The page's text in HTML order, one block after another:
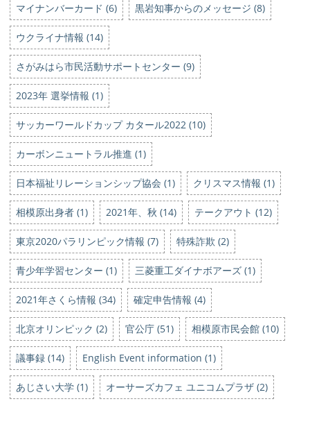
マイナンバーカード (6) 黒岩知事からのメッセージ (8)
ウクライナ情報 (14)
さがみはら市民活動サポートセンター (9)
2023年 選挙情報 (1)
サッカーワールドカップ カタール2022 (10)
カーボンニュートラル推進 (1)
日本福祉リレーションシップ協会 (1) クリスマス情報 (1)
相模原出身者 (1) 2021年、秋 (14) テークアウト (12)
東京2020パラリンピック情報 (7) 特殊詐欺 (2)
青少年学習センター (1) 三菱重工ダイナボアーズ (1)
2021年さくら情報 (34) 確定申告情報 (4)
北京オリンピック (2) 官公庁 (51) 相模原市民会館 (10)
議事録 (14) English Event information (1)
あじさい大学 (1) オーサーズカフェ ユニコムプラザ (2)